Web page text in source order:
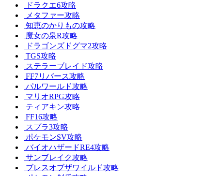
ドラクエ6攻略
メタファー攻略
知恵のかりもの攻略
魔女の泉R攻略
ドラゴンズドグマ2攻略
TGS攻略
ステラーブレイド攻略
FF7リバース攻略
パルワールド攻略
マリオRPG攻略
ティアキン攻略
FF16攻略
スプラ3攻略
ポケモンSV攻略
バイオハザードRE4攻略
サンブレイク攻略
ブレスオブザワイルド攻略